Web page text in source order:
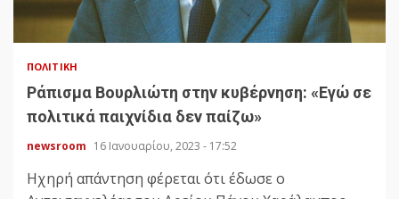
ΠΟΛΙΤΙΚΉ
Ράπισμα Βουρλιώτη στην κυβέρνηση: «Εγώ σε
πολιτικά παιχνίδια δεν παίζω»
newsroom 16 Ιανουαρίου, 2023 - 17:52
Ηχηρή απάντηση φέρεται ότι έδωσε ο